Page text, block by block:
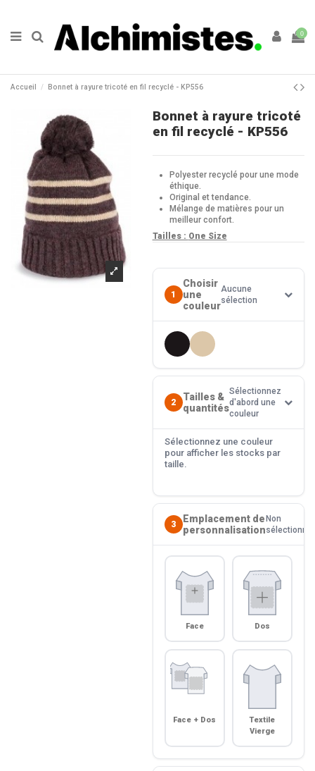
0
Accueil Bonnet à rayure tricoté en fil recyclé - KP556
Bonnet à rayure tricoté
en fil recyclé - KP556
Polyester recyclé pour une mode
éthique.
Original et tendance.
Mélange de matières pour un
meilleur confort.
Tailles : One Size
1
Choisir
une
couleur
Aucune
sélection
2
Tailles &
quantités
Sélectionnez
d'abord une
couleur
Sélectionnez une couleur
pour afficher les stocks par
taille.
3
Emplacement de
personnalisation
Non
sélectionné
Face Dos
Face + Dos
Textile
Vierge